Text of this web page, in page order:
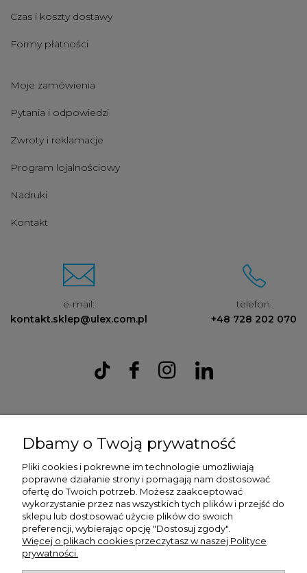
Czas i koszty dostawy
Formy płatności
Moje zamówienia
Pytania i odpowiedzi
Zwroty i reklamacje
Program lojalnościowy
Nadruki
Kontakt
e-mail:
kontakt.sklep@ulex.com.pl
telefon:
+48 728 202 070
Ulex Sp. z O.O. , ul. T.T. Jeża 15, 43-300 Bielsko Biała, woj. śląskie,
9372470787
Dbamy o Twoją prywatność
Pliki cookies i pokrewne im technologie umożliwiają
poprawne działanie strony i pomagają nam dostosować
ofertę do Twoich potrzeb. Możesz zaakceptować
wykorzystanie przez nas wszystkich tych plików i przejść do
sklepu lub dostosować użycie plików do swoich
preferencji, wybierając opcję "Dostosuj zgody".
Więcej o plikach cookies przeczytasz w naszej Polityce
prywatności.